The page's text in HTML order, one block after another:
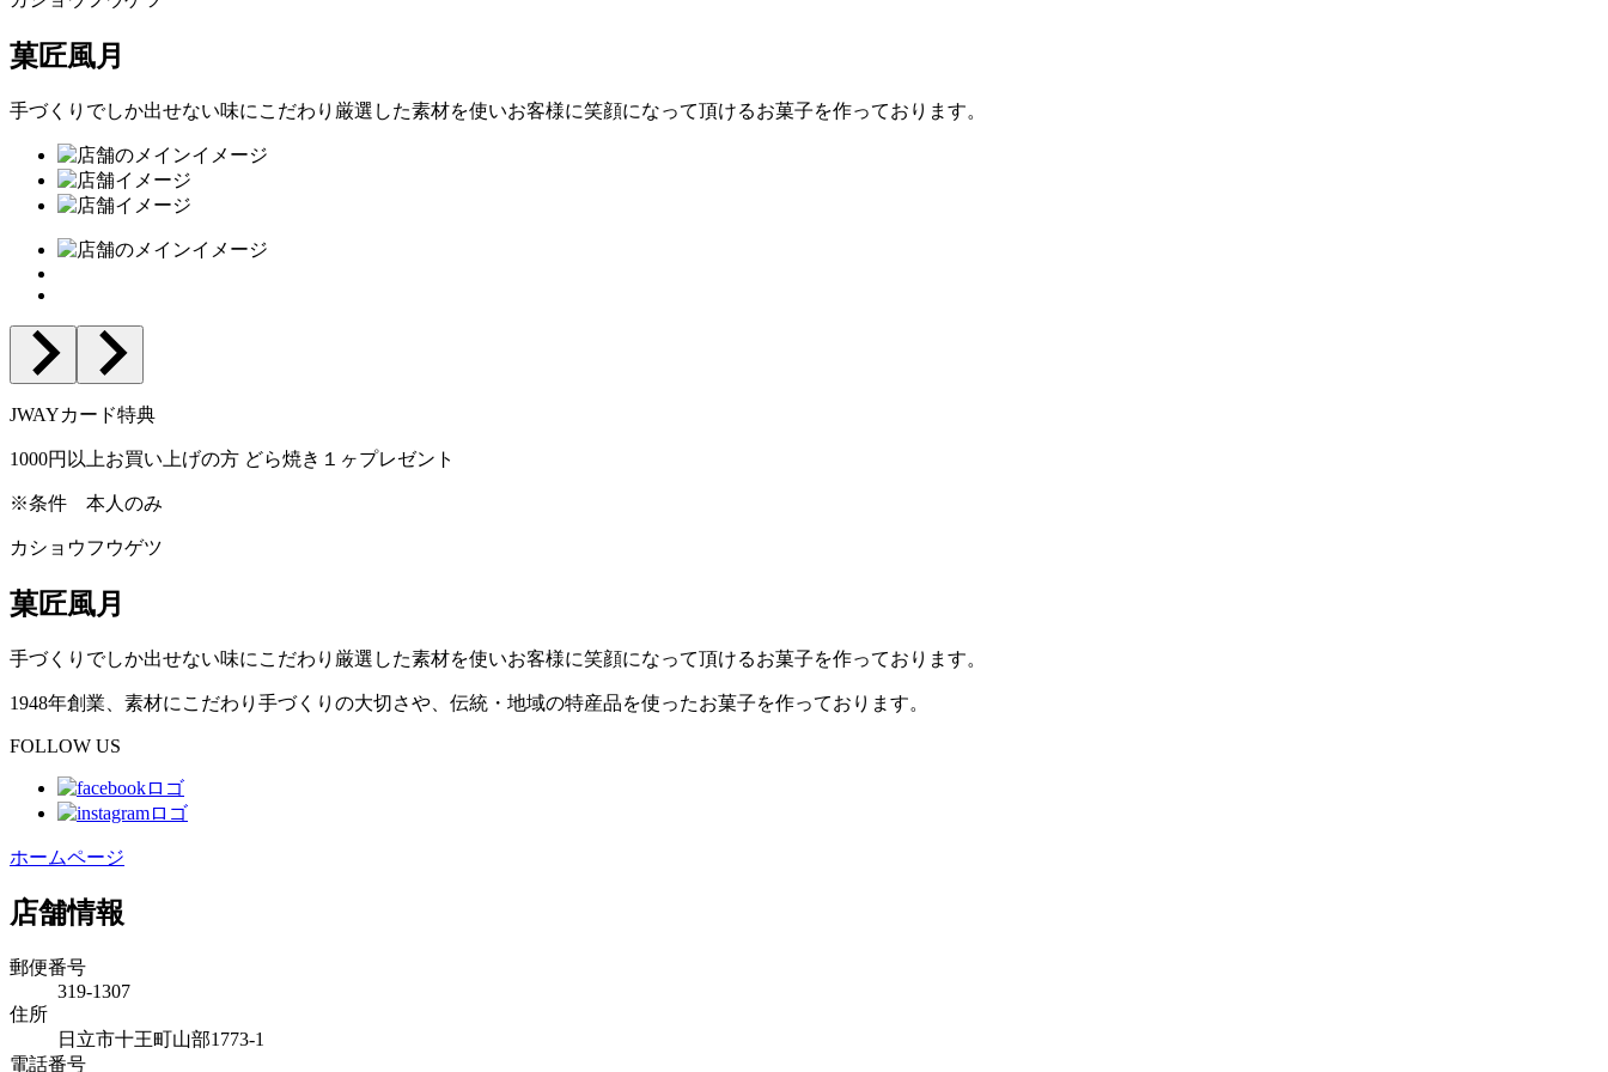
菓匠風月
手づくりでしか出せない味にこだわり厳選した素材を使いお客様に笑顔になって頂けるお菓子を作っております。
JWAYカード特典
1000円以上お買い上げの方 どら焼き１ヶプレゼント
※条件 本人のみ
カショウフウゲツ
菓匠風月
手づくりでしか出せない味にこだわり厳選した素材を使いお客様に笑顔になって頂けるお菓子を作っております。
1948年創業、素材にこだわり手づくりの大切さや、伝統・地域の特産品を使ったお菓子を作っております。
FOLLOW US
ホームページ
店舗情報
郵便番号
319-1307
住所
日立市十王町山部1773-1
電話番号